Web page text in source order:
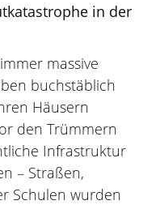
in der
massive
buchstäblich
Häusern
den Trümmern
Infrastruktur
– Straßen,
Schulen wurden